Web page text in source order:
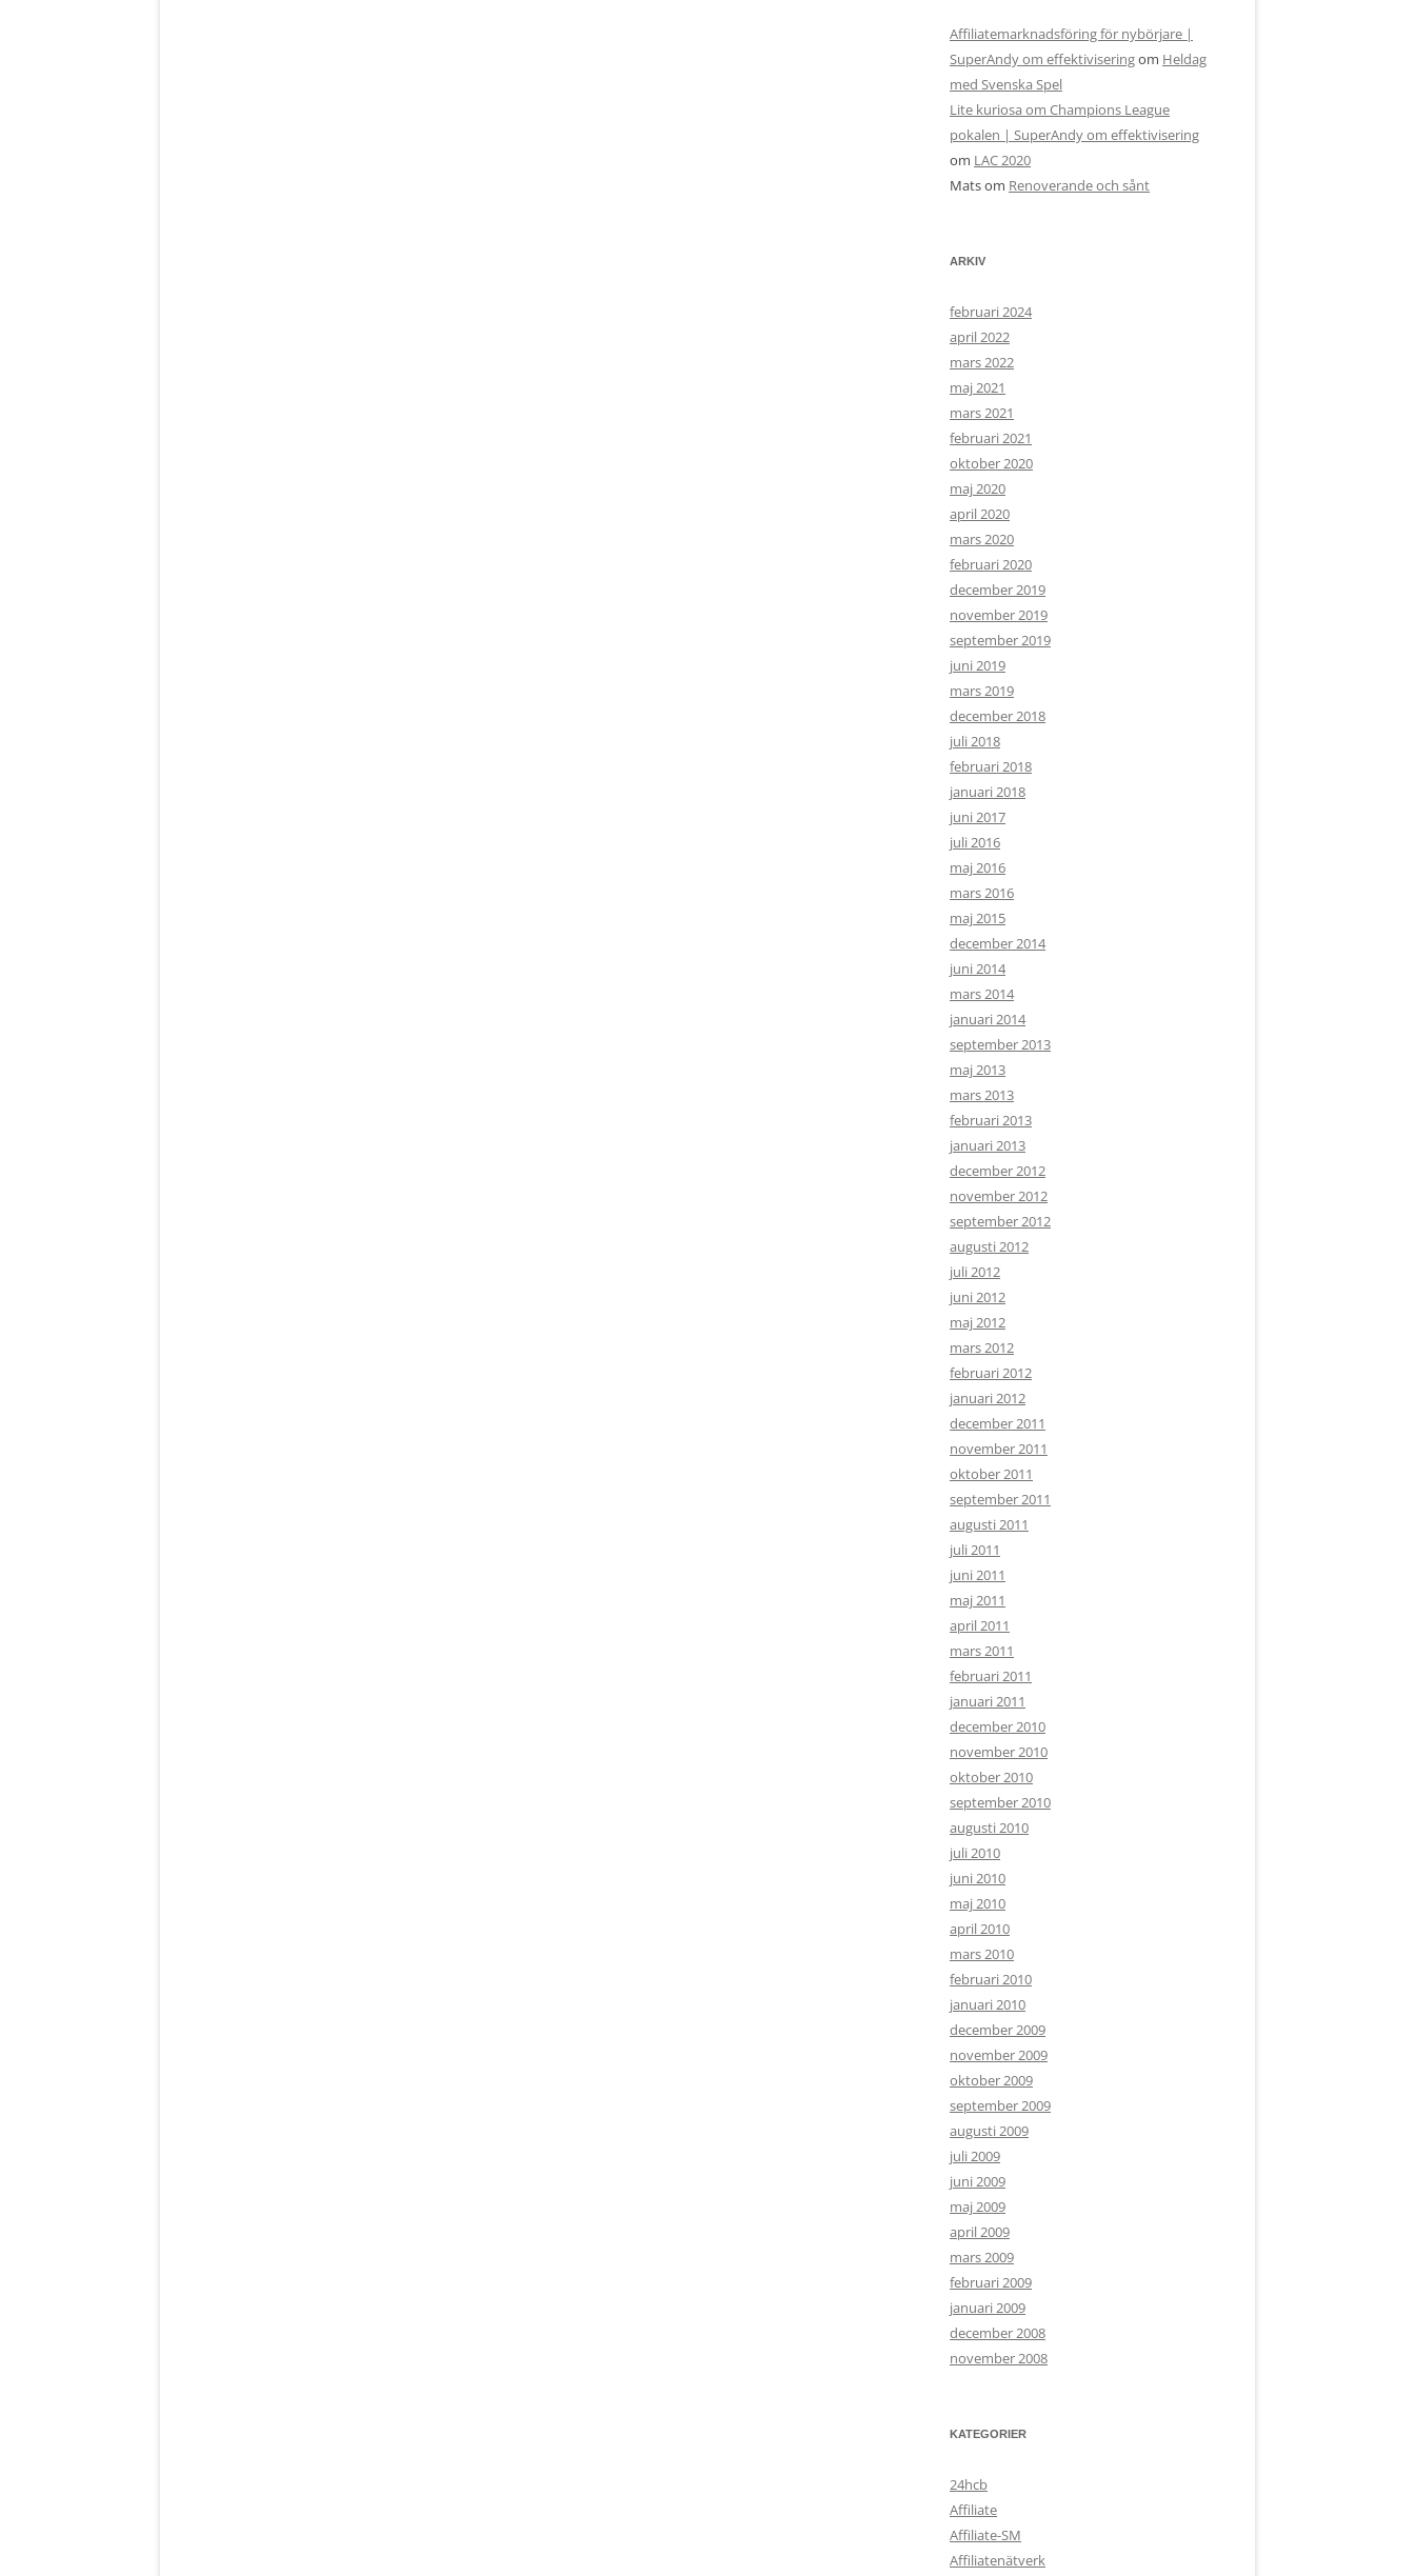
Affiliatemarknadsföring för nybörjare |
SuperAndy om effektiviseringom Heldag
med Svenska Spel
Lite kuriosa om Champions League
pokalen | SuperAndy om effektivisering
om LAC 2020
Matsom Renoverande och sånt
ARKIV
februari 2024
april 2022
mars 2022
maj 2021
mars 2021
februari 2021
oktober 2020
maj 2020
april 2020
mars 2020
februari 2020
december 2019
november 2019
september 2019
juni 2019
mars 2019
december 2018
juli 2018
februari 2018
januari 2018
juni 2017
juli 2016
maj 2016
mars 2016
maj 2015
december 2014
juni 2014
mars 2014
januari 2014
september 2013
maj 2013
mars 2013
februari 2013
januari 2013
december 2012
november 2012
september 2012
augusti 2012
juli 2012
juni 2012
maj 2012
mars 2012
februari 2012
januari 2012
december 2011
november 2011
oktober 2011
september 2011
augusti 2011
juli 2011
juni 2011
maj 2011
april 2011
mars 2011
februari 2011
januari 2011
december 2010
november 2010
oktober 2010
september 2010
augusti 2010
juli 2010
juni 2010
maj 2010
april 2010
mars 2010
februari 2010
januari 2010
december 2009
november 2009
oktober 2009
september 2009
augusti 2009
juli 2009
juni 2009
maj 2009
april 2009
mars 2009
februari 2009
januari 2009
december 2008
november 2008
KATEGORIER
24hcb
Affiliate
Affiliate-SM
Affiliatenätverk